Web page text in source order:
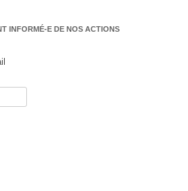
INFORMÉ-E DE NOS ACTIONS